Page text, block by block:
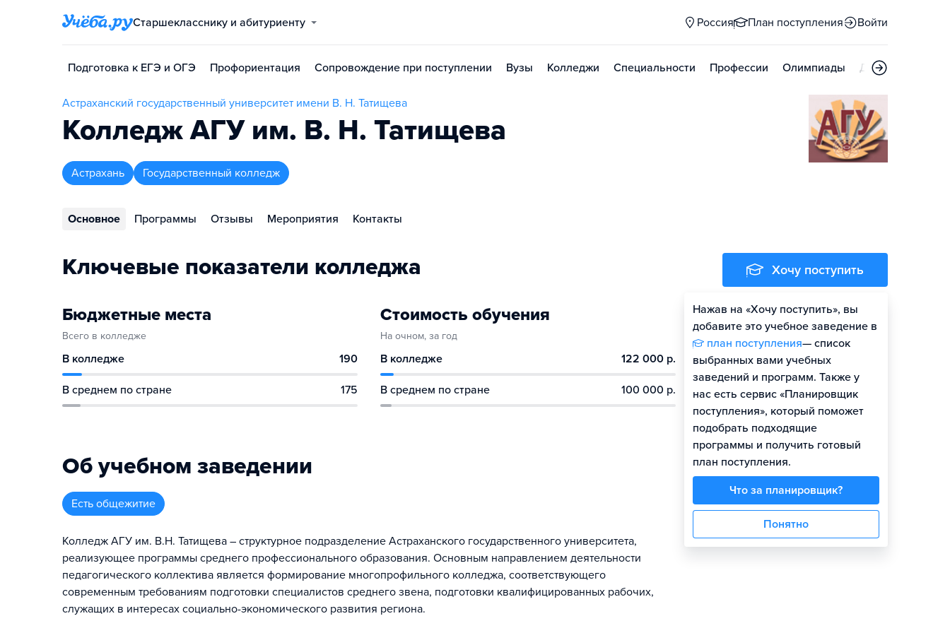
Старшекласснику и абитуриенту Россия План поступления Войти
Подготовка к ЕГЭ и ОГЭ Профориентация Сопровождение при поступлении Вузы Колледжи Специальности Профессии Олимпиады Дни открытых
Астраханский государственный университет имени В. Н. Татищева
Колледж АГУ им. В. Н. Татищева
Астрахань Государственный колледж
Основное Программы Отзывы Мероприятия Контакты
Ключевые показатели колледжа
Бюджетные места
Всего в колледже
В колледже 190
В среднем по стране 175
Стоимость обучения
На очном, за год
В колледже 122 000 р.
В среднем по стране 100 000 р.
Об учебном заведении
Есть общежитие
Колледж АГУ им. В.Н. Татищева – структурное подразделение Астраханского государственного университета,
реализующее программы среднего профессионального образования. Основным направлением деятельности
педагогического коллектива является формирование многопрофильного колледжа, соответствующего
современным требованиям подготовки специалистов среднего звена, подготовки квалифицированных рабочих,
служащих в интересах социально-экономического развития региона.
Хочу поступить
Нажав на «Хочу поступить», вы
добавите это учебное заведение в
план поступления— список
выбранных вами учебных
заведений и программ. Также у
нас есть сервис «Планировщик
поступления», который поможет
подобрать подходящие
программы и получить готовый
план поступления.
Что за планировщик?
Понятно